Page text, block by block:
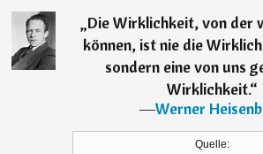
„Die Wirklichkeit, von der
können, ist nie die
sondern eine von uns
Wirklichkeit.“
―Werner
Quelle: